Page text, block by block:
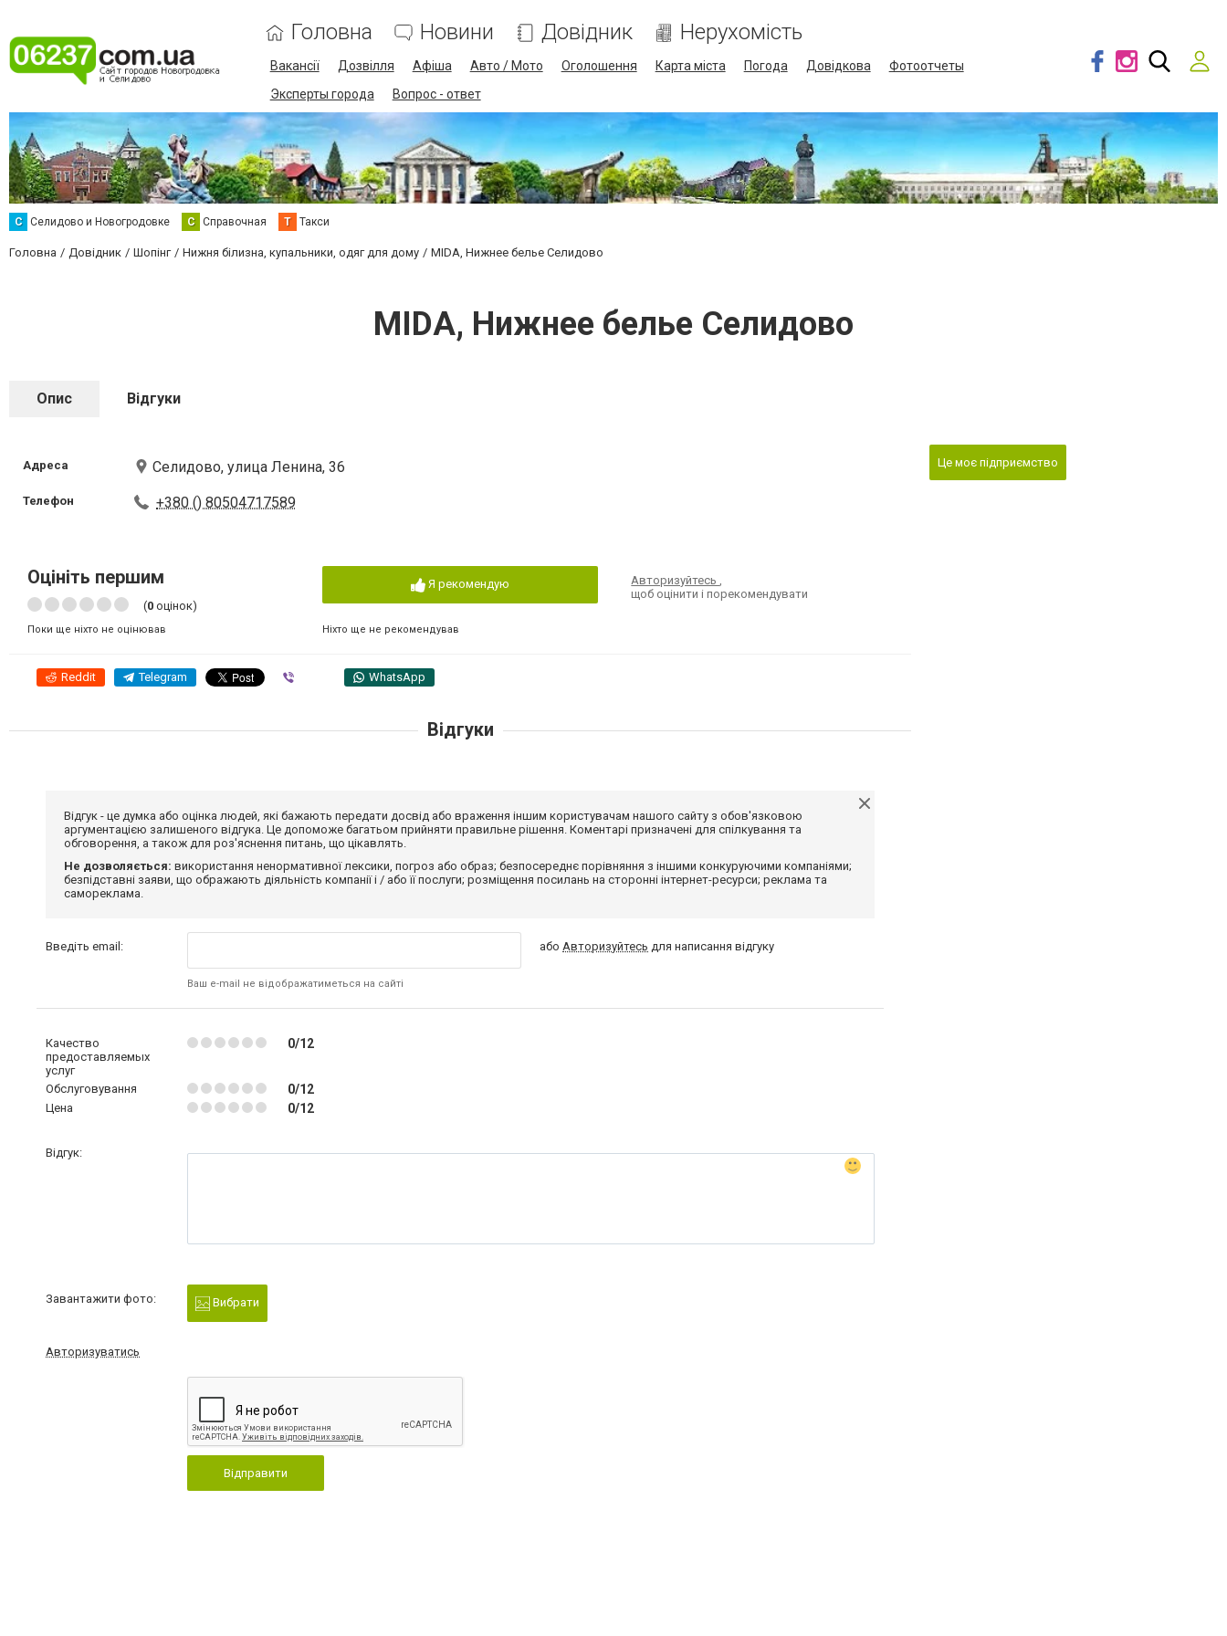
Головна Новини Довідник Нерухомість
Вакансії Дозвілля Афіша Авто / Мото Оголошення Карта міста Погода Довідкова
Фотоотчеты
Эксперты города
Вопрос - ответ
С Селидово и Новогродовке С Справочная Т Такси
Головна Довідник Шопінг Нижня білизна, купальники, одяг для дому MIDA, Нижнее белье Селидово
MIDA, Нижнее белье Селидово
Опис Відгуки
Адреса Селидово, улица Ленина, 36
Телефон +380 () 80504717589
Оцініть першим
(0 оцінок)
Поки ще ніхто не оцінював
Я рекомендую
Ніхто ще не рекомендував
Авторизуйтесь,
щоб оцінити і порекомендувати
Reddit Telegram WhatsApp
Це моє підприємство
Відгуки
Відгук - це думка або оцінка людей, які бажають передати досвід або враження іншим користувачам нашого сайту з обов'язковою
аргументацією залишеного відгука. Це допоможе багатьом прийняти правильне рішення. Коментарі призначені для спілкування та
обговорення, а також для роз'яснення питань, що цікавлять.
Не дозволяється: використання ненормативної лексики, погроз або образ; безпосереднє порівняння з іншими конкуруючими компаніями;
безпідставні заяви, що ображають діяльність компанії і / або її послуги; розміщення посилань на сторонні інтернет-ресурси; реклама та
самореклама.
Введіть email:
Ваш e-mail не відображатиметься на сайті
абоАвторизуйтесь для написання відгуку
Качество
предоставляемых
услуг
0/12
Обслуговування 0/12
Цена 0/12
Відгук:
Завантажити фото: Вибрати
Авторизуватись
Відправити